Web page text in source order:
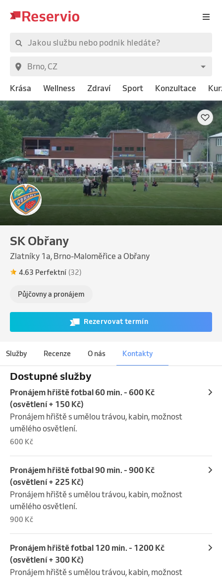
Krása Wellness Zdraví Sport Konzultace
SK Obřany
Zlatníky 1a, Brno-Maloměřice a Obřany
4.63 Perfektní (32)
Půjčovny a pronájem
Rezervovat termín
Služby Recenze O nás Kontakty
Dostupné služby
Pronájem hřiště fotbal 60 min. - 600 Kč
(osvětlení + 150 Kč)
Pronájem hřiště s umělou trávou, kabin, možnost
umělého osvětlení.
600 Kč
Pronájem hřiště fotbal 90 min. - 900 Kč
(osvětlení + 225 Kč)
Pronájem hřiště s umělou trávou, kabin, možnost
umělého osvětlení.
900 Kč
Pronájem hřiště fotbal 120 min. - 1200 Kč
(osvětlení + 300 Kč)
Pronájem hřiště s umělou trávou, kabin, možnost